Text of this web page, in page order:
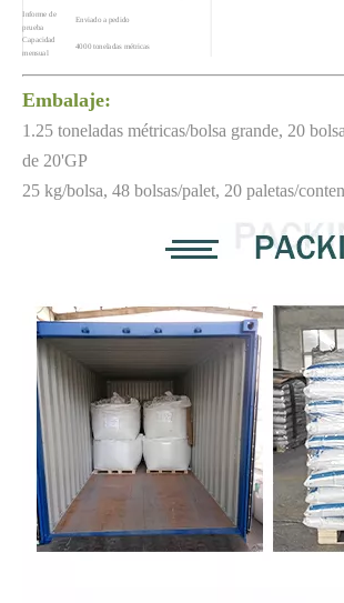
Informe de
prueba
Enviado a pedido
Capacidad
mensual
4000 toneladas métricas
calidad
Servicio 24 horas en línea
Embalaje:
1.25 toneladas métricas/bolsa grande, 20
de 20'GP
25 kg/bolsa, 48 bolsas/palet, 20 paletas/